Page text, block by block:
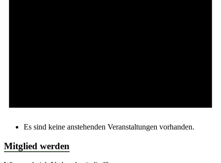
Es sind keine anstehenden Veranstaltungen vorhanden.
Mitglied werden